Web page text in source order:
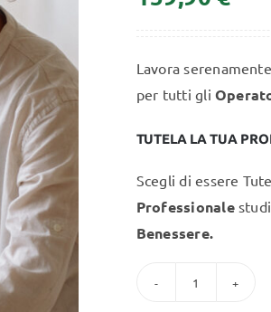
Video Corsi
Lavora
per tutti gli
TUTELA LA TUA
Scegli di essere
Professionale
Benessere.